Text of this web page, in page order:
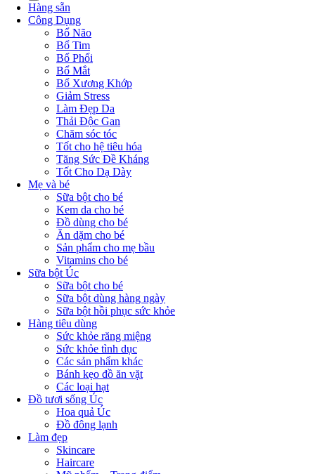
Hàng sẵn
Công Dụng
Bổ Não
Bổ Tim
Bổ Phổi
Bổ Mắt
Bổ Xương Khớp
Giảm Stress
Làm Đẹp Da
Thải Độc Gan
Chăm sóc tóc
Tốt cho hệ tiêu hóa
Tăng Sức Đề Kháng
Tốt Cho Dạ Dày
Mẹ và bé
Sữa bột cho bé
Kem da cho bé
Đồ dùng cho bé
Ăn dặm cho bé
Sản phẩm cho mẹ bầu
Vitamins cho bé
Sữa bột Úc
Sữa bột cho bé
Sữa bột dùng hàng ngày
Sữa bột hồi phục sức khỏe
Hàng tiêu dùng
Sức khỏe răng miệng
Sức khỏe tình dục
Các sản phẩm khác
Bánh kẹo đồ ăn vặt
Các loại hạt
Đồ tươi sống Úc
Hoa quả Úc
Đồ đông lạnh
Làm đẹp
Skincare
Haircare